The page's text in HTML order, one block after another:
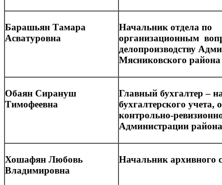
Барашьян Тамара
Асватуровна
Начальник отдела по
организационным
делопроизводству
Мясниковского района
Обаян Сирануш
Тимофеевна
Главный бухгалтер –
бухгалтерского учета,
контрольно-
Администрации района
Хошафян Любовь
Владимировна
Начальник архивного